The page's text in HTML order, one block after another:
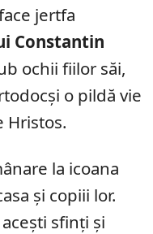
jertfa
Constantin
ochii fiilor săi,
o pildă vie
Hristos.
la icoana
și copiii lor.
sfinți și